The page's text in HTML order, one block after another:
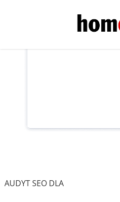
AUDYT SEO DLA